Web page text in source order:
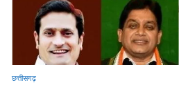
छत्तीसगढ़